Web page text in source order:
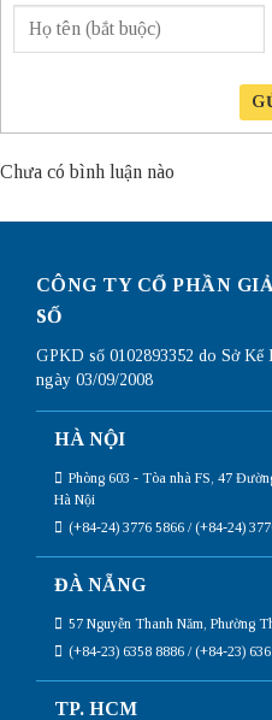
Chưa có bình luận nào
CÔNG TY CỔ PHẦN
SỐ
GPKD số 0102893352 do Sở
ngày 03/09/2008
HÀ NỘI
Phòng 603 - Tòa nhà FS, 47
Hà Nội
(+84-24) 3776 5866 / (+84-24)
ĐÀ NẴNG
57 Nguyễn Thanh Năm, Phường
(+84-23) 6358 8886 / (+84-23)
TP. HCM